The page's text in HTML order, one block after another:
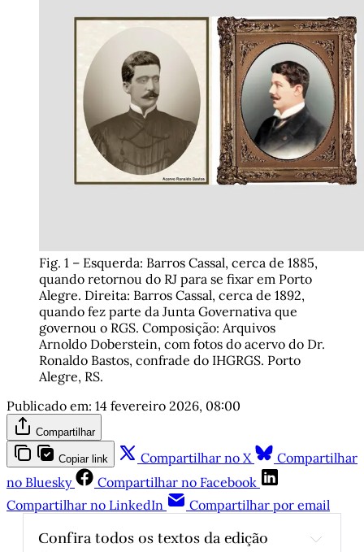
Fig. 1 – Esquerda: Barros Cassal, cerca de 1885,
quando retornou do RJ para se fixar em Porto
Alegre. Direita: Barros Cassal, cerca de 1892,
quando fez parte da Junta Governativa que
governou o RGS. Composição: Arquivos
Arnoldo Doberstein, com fotos do acervo do Dr.
Ronaldo Bastos, confrade do IHGRGS. Porto
Alegre, RS.
Publicado em: 14 fevereiro 2026, 08:00
Compartilhar
Copiar link Compartilhar no X
Compartilhar
no Bluesky
Compartilhar no Facebook
Compartilhar no LinkedIn
Compartilhar por email
Confira todos os textos da edição